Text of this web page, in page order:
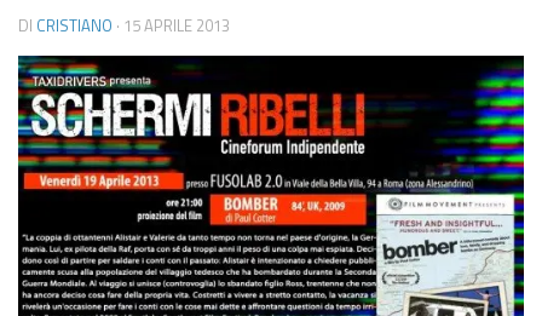
DI CRISTIANO · 15 APRILE 2013